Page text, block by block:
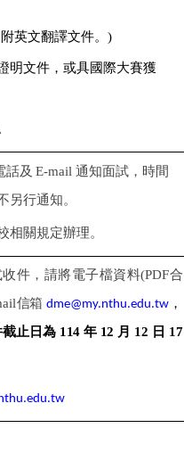
英文翻譯文件。)
明文件，或具國際大賽獲
話及E-mail通知面試，時間
另行通知。
相關規定辦理。
件，請將電子檔資料(PDF合
信箱 dme@my.nthu.edu.tw，
止日為 114 年 12 月 12 日 17